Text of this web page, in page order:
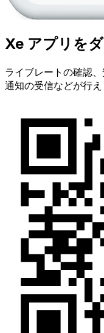
Xe アプリを
ライブレートの確認
通知の受信などが行え